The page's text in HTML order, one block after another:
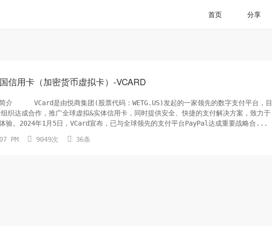
首页 分享
信用卡（加密货币虚拟卡）-VCARD
简介 VCard是由悦商集团(股票代码：WETG.US)发起的一家领先的数字支付平台，目
织达成合作，推广全球虚拟&实体信用卡，同时提供安全、快捷的支付解决方案，致力于
验。2024年1月5日，VCard宣布，已与全球领先的支付平台PayPal达成重要战略合...
PM  9049次  36条